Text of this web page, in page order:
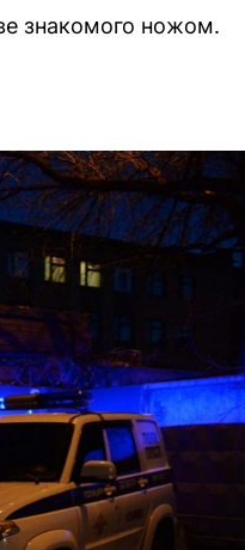
знакомого ножом.